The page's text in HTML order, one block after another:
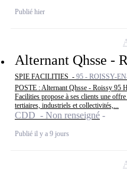
Publié hier
Alternant Qhsse -
SPIE FACILITIES - 95 - ROISSY-
POSTE : Alternant Qhsse - Roissy
Facilities propose à ses clients une
tertiaires, industriels et collectivités,...
CDD - Non renseigné
Publié il y a 9 jours